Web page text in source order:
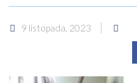
9 listopada, 2023